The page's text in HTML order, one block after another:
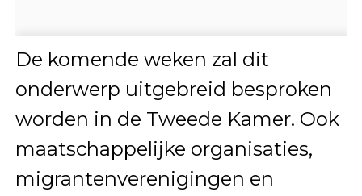
De komende weken zal dit
onderwerp uitgebreid besproken
worden in de Tweede Kamer. Ook
maatschappelijke organisaties,
migrantenverenigingen en